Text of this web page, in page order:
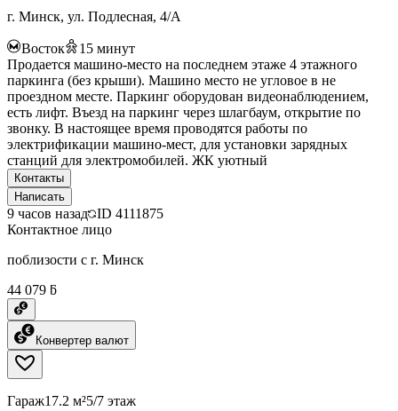
г. Минск, ул. Подлесная, 4/А
Восток 15 минут
Продается машино-место на последнем этаже 4 этажного
паркинга (без крыши). Машино место не угловое в не
проездном месте. Паркинг оборудован видеонаблюдением,
есть лифт. Въезд на паркинг через шлагбаум, открытие по
звонку. В настоящее время проводятся работы по
электрификации машино-мест, для установки зарядных
станций для электромобилей. ЖК уютный
Контакты
Написать
9 часов назад ID 4111875
Контактное лицо
поблизости с г. Минск
44 079 ƃ
Конвертер валют
Гараж17.2 м²5/7 этаж